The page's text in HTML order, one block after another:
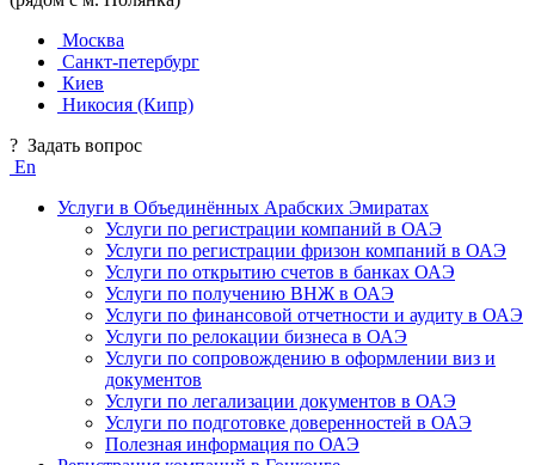
Москва
Санкт-петербург
Киев
Никосия (Кипр)
? Задать вопрос
En
Услуги в Объединённых Арабских Эмиратах
Услуги по регистрации компаний в ОАЭ
Услуги по регистрации фризон компаний в ОАЭ
Услуги по открытию счетов в банках ОАЭ
Услуги по получению ВНЖ в ОАЭ
Услуги по финансовой отчетности и аудиту в ОАЭ
Услуги по релокации бизнеса в ОАЭ
Услуги по сопровождению в оформлении виз и
документов
Услуги по легализации документов в ОАЭ
Услуги по подготовке доверенностей в ОАЭ
Полезная информация по ОАЭ